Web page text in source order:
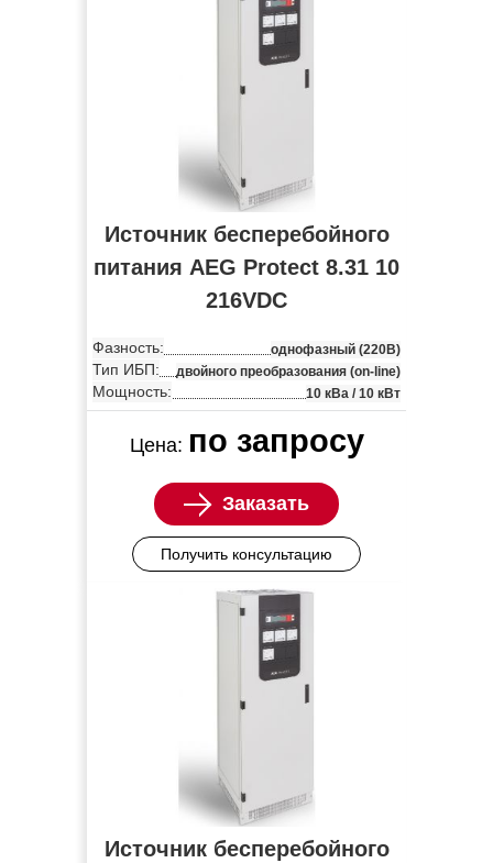
Источник бесперебойного
питания AEG Protect 8.31 10
216VDC
Фазность: однофазный (220В)
Тип ИБП: двойного преобразования (on-line)
Мощность: 10 кВа / 10 кВт
Цена: по запросу
Заказать
Получить консультацию
Источник бесперебойного